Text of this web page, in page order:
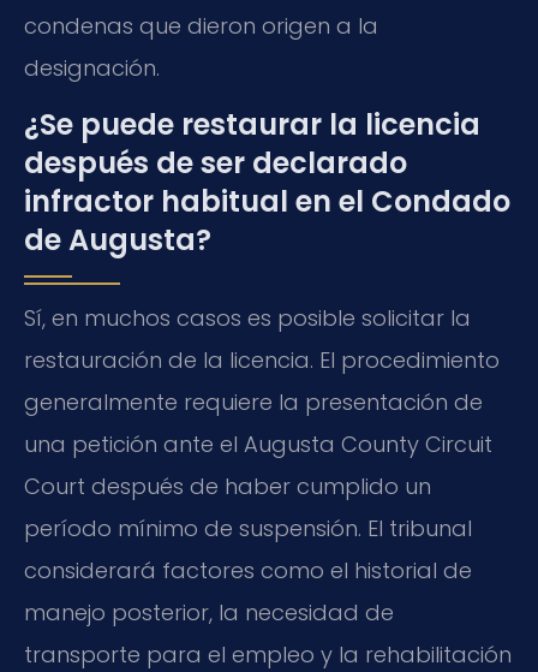
condenas que dieron origen a la
designación.
¿Se puede restaurar la licencia
después de ser declarado
infractor habitual en el Condado
de Augusta?
Sí, en muchos casos es posible solicitar la
restauración de la licencia. El procedimiento
generalmente requiere la presentación de
una petición ante el Augusta County Circuit
Court después de haber cumplido un
período mínimo de suspensión. El tribunal
considerará factores como el historial de
manejo posterior, la necesidad de
transporte para el empleo y la rehabilitación